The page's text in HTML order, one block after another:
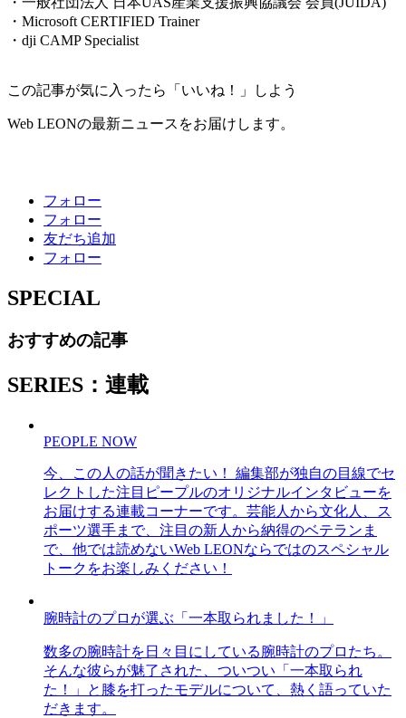
・Microsoft CERTIFIED Trainer
・dji CAMP Specialist
この記事が気に入ったら「いいね！」しよう
Web LEONの最新ニュースをお届けします。
フォロー
フォロー
友だち追加
フォロー
SPECIAL
おすすめの記事
SERIES：連載
PEOPLE NOW
今、この人の話が聞きたい！ 編集部が独自の目線でセ
レクトした注目ピープルのオリジナルインタビューを
お届けする連載コーナーです。芸能人から文化人、ス
ポーツ選手まで、注目の新人から納得のベテランま
で、他では読めないWeb LEONならではのスペシャル
トークをお楽しみください！
腕時計のプロが選ぶ「一本取られました！」
数多の腕時計を日々目にしている腕時計のプロたち。
そんな彼らが魅了された、ついつい「一本取られ
た！」と膝を打ったモデルについて、熱く語っていた
だきます。